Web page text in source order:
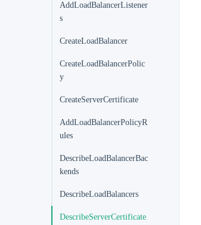
AddLoadBalancerListener
s
CreateLoadBalancer
CreateLoadBalancerPolic
y
CreateServerCertificate
AddLoadBalancerPolicyR
ules
DescribeLoadBalancerBac
kends
DescribeLoadBalancers
DescribeServerCertificate